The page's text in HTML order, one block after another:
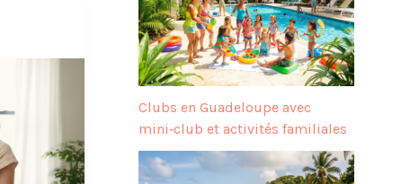
Clubs en Guadeloupe avec
mini‑club et activités familiales